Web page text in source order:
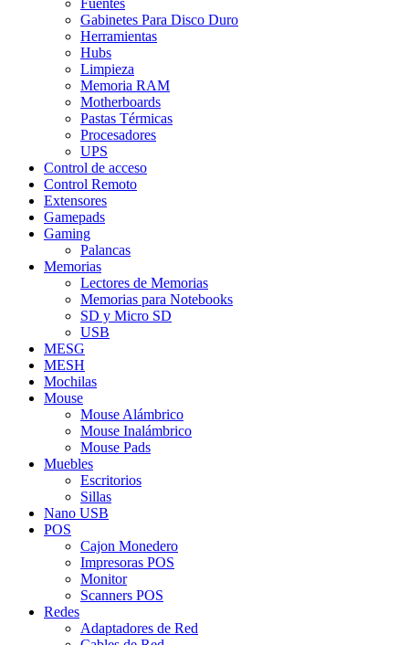
Fuentes
Gabinetes Para Disco Duro
Herramientas
Hubs
Limpieza
Memoria RAM
Motherboards
Pastas Térmicas
Procesadores
UPS
Control de acceso
Control Remoto
Extensores
Gamepads
Gaming
Palancas
Memorias
Lectores de Memorias
Memorias para Notebooks
SD y Micro SD
USB
MESG
MESH
Mochilas
Mouse
Mouse Alámbrico
Mouse Inalámbrico
Mouse Pads
Muebles
Escritorios
Sillas
Nano USB
POS
Cajon Monedero
Impresoras POS
Monitor
Scanners POS
Redes
Adaptadores de Red